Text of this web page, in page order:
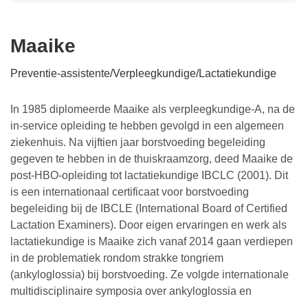
Maaike
Preventie-assistente/Verpleegkundige/Lactatiekundige
In 1985 diplomeerde Maaike als verpleegkundige-A, na de
in-service opleiding te hebben gevolgd in een algemeen
ziekenhuis. Na vijftien jaar borstvoeding begeleiding
gegeven te hebben in de thuiskraamzorg, deed Maaike de
post-HBO-opleiding tot lactatiekundige IBCLC (2001). Dit
is een internationaal certificaat voor borstvoeding
begeleiding bij de IBCLE (International Board of Certified
Lactation Examiners). Door eigen ervaringen en werk als
lactatiekundige is Maaike zich vanaf 2014 gaan verdiepen
in de problematiek rondom strakke tongriem
(ankyloglossia) bij borstvoeding. Ze volgde internationale
multidisciplinaire symposia over ankyloglossia en